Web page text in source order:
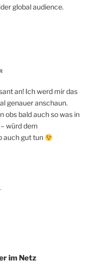
global audience.
an! Ich werd mir das
genauer anschaun.
obs bald auch so was in
würd dem
auch gut tun
im Netz